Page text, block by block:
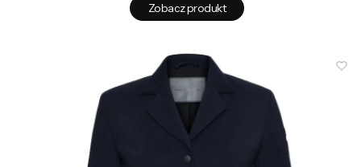
Zobacz produkt